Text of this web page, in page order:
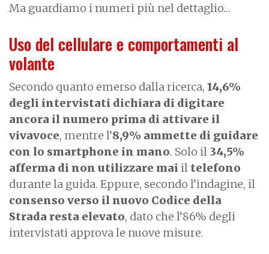
Ma guardiamo i numeri più nel dettaglio…
Uso del cellulare e comportamenti al
volante
Secondo quanto emerso dalla ricerca, 14,6%
degli intervistati dichiara di digitare
ancora il numero prima di attivare il
vivavoce, mentre l’8,9% ammette di guidare
con lo smartphone in mano. Solo il 34,5%
afferma di non utilizzare mai il telefono
durante la guida. Eppure, secondo l’indagine, il
consenso verso il nuovo Codice della
Strada resta elevato, dato che l’86% degli
intervistati approva le nuove misure.